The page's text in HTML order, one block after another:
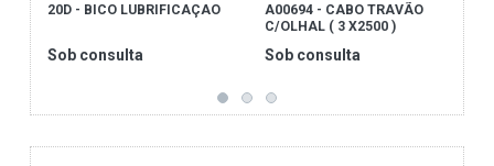
20D - BICO LUBRIFICAÇAO
Sob consulta
A00694 - CABO TRAVÃO
C/OLHAL ( 3 X2500 )
Sob consulta